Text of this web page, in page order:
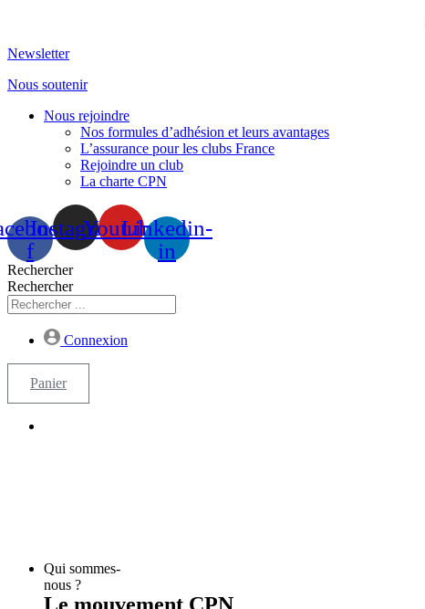
contenu
Newsletter
Nous soutenir
Nous rejoindre
Nos formules d’adhésion et leurs avantages
L’assurance pour les clubs France
Rejoindre un club
La charte CPN
f
InstagramYoutubeLinkedin-
in
Rechercher
Rechercher
Connexion
Panier
Qui sommes-
nous ?
Le mouvement CPN